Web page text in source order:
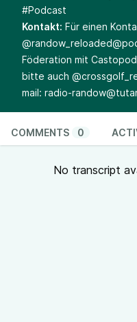
#Podcast
Kontakt: Für einen
@
Föderation mit
bitte auch @
mail: radio-
COMMENTS 0
No transcript